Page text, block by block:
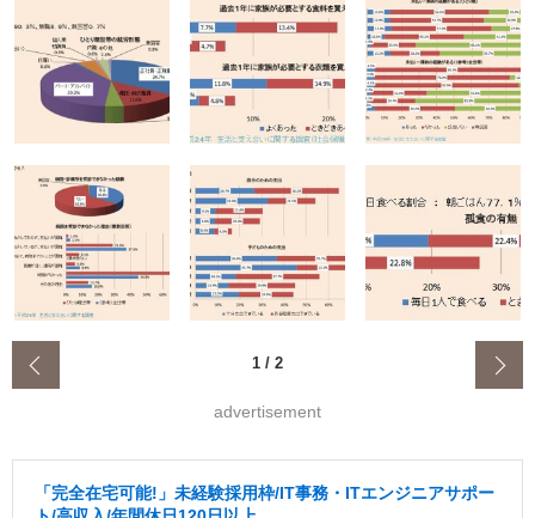
1 / 2
advertisement
「完全在宅可能!」未経験採用枠/IT事務・ITエンジニアサポー